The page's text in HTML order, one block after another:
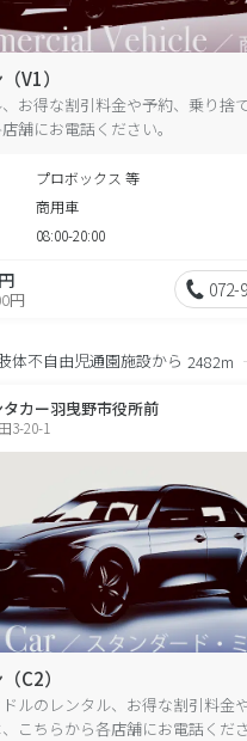
V1）
お得な割引料金や予約、乗り捨
舗にお電話ください。
プロボックス 等
商用車
08:00-20:00
円 072-
体不自由児通園施設から 2482m
タカー羽曳野市役所前
3-20-1
C2）
ルのレンタル、お得な割引料金
こちらから各店舗にお電話くださ